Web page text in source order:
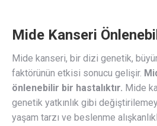
Mide Kanseri
Mide kanseri, bir dizi genetik,
faktörünün etkisi sonucu gelişir.
önlenebilir bir hastalıktır. Mide
genetik yatkınlık gibi
yaşam tarzı ve beslenme